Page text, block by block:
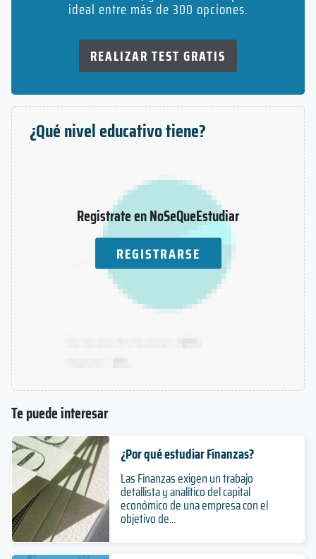
ideal entre más de 300 opciones.
REALIZAR TEST GRATIS
¿Qué nivel educativo tiene?
Registrate en NoSeQueEstudiar
REGISTRARSE
Te puede interesar
¿Por qué estudiar Finanzas?
Las Finanzas exigen un trabajo
detallista y analítico del capital
económico de una empresa con el
objetivo de...